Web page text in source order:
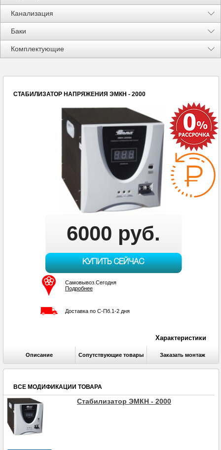
Канализация
Баки
Комплектующие
Акции %
СТАБИЛИЗАТОР НАПРЯЖЕНИЯ ЭМКН - 2000
6000 руб.
КУПИТЬ СЕЙЧАС
Самовывоз.Сегодня
Подробнее
Доставка по С-Пб.1-2 дня
Характеристики
Описание Сопутствующие товары Заказать монтаж
ВСЕ МОДИФИКАЦИИ ТОВАРА
Стабилизатор ЭМКН - 2000